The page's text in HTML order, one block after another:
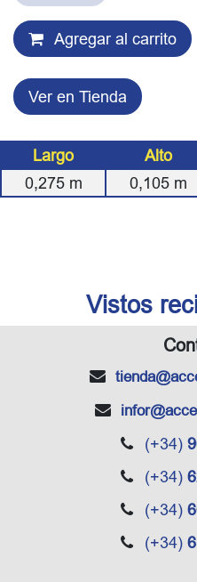
Agregar al carrito
Ver en Tienda
Largo Alto
0,275m 0,105m
Vistos
tienda
infor
(+34)
(+34)
(+34)
(+34)